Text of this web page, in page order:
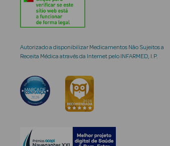
Autorizado a disponibilizar Medicamentos Não Sujeitos a
Receita Médica através da Internet pelo INFARMED, I.P.